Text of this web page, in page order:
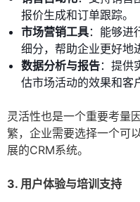
报价生成和订单跟踪。
市场营销工具：能够进
细分，帮助企业更好地
数据分析与报告：提供
估市场活动的效果和客
灵活性也是一个重要考量
繁，企业需要选择一个可
展的CRM系统。
3. 用户体验与培训支持